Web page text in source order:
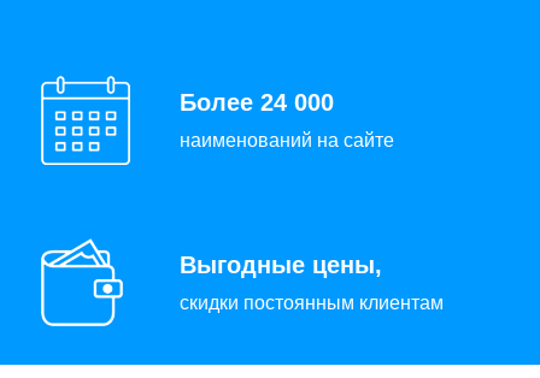
Более 24 000
наименований на сайте
Выгодные цены,
скидки постоянным клиентам